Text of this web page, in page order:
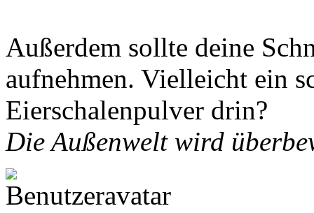
Außerdem sollte deine
aufnehmen. Vielleicht ein
Eierschalenpulver drin?
Die Außenwelt wird